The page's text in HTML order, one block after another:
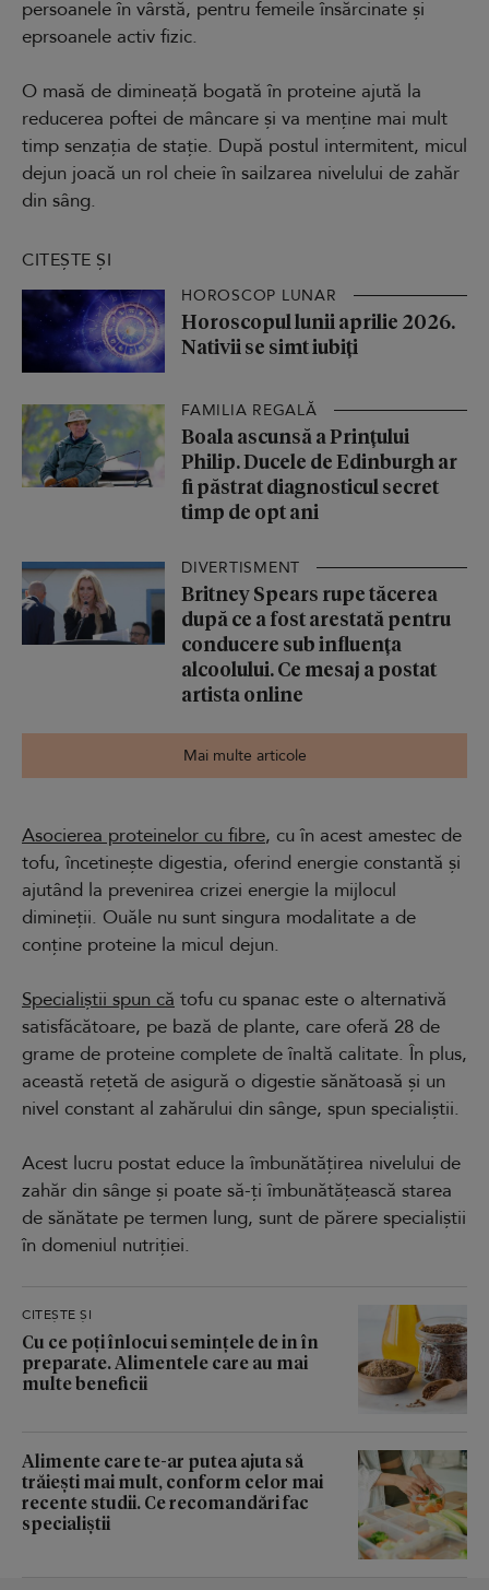
persoanele în vârstă, pentru femeile însărcinate și
eprsoanele activ fizic.
O masă de dimineață bogată în proteine ajută la
reducerea poftei de mâncare și va menține mai mult
timp senzația de stație. După postul intermitent, micul
dejun joacă un rol cheie în sailzarea nivelului de zahăr
din sâng.
CITEȘTE ȘI
HOROSCOP LUNAR
Horoscopul lunii aprilie 2026.
Nativii se simt iubiți
FAMILIA REGALĂ
Boala ascunsă a Prințului
Philip. Ducele de Edinburgh ar
fi păstrat diagnosticul secret
timp de opt ani
DIVERTISMENT
Britney Spears rupe tăcerea
după ce a fost arestată pentru
conducere sub influența
alcoolului. Ce mesaj a postat
artista online
Mai multe articole
Asocierea proteinelor cu fibre, cu în acest amestec de
tofu, încetinește digestia, oferind energie constantă și
ajutând la prevenirea crizei energie la mijlocul
dimineții. Ouăle nu sunt singura modalitate a de
conține proteine la micul dejun.
Specialiștii spun că tofu cu spanac este o alternativă
satisfăcătoare, pe bază de plante, care oferă 28 de
grame de proteine complete de înaltă calitate. În plus,
această rețetă de asigură o digestie sănătoasă și un
nivel constant al zahărului din sânge, spun specialiștii.
Acest lucru postat educe la îmbunătățirea nivelului de
zahăr din sânge și poate să-ți îmbunătățească starea
de sănătate pe termen lung, sunt de părere specialiștii
în domeniul nutriției.
CITEȘTE ȘI
Cu ce poți înlocui semințele de in în
preparate. Alimentele care au mai
multe beneficii
Alimente care te-ar putea ajuta să
trăiești mai mult, conform celor mai
recente studii. Ce recomandări fac
specialiștii